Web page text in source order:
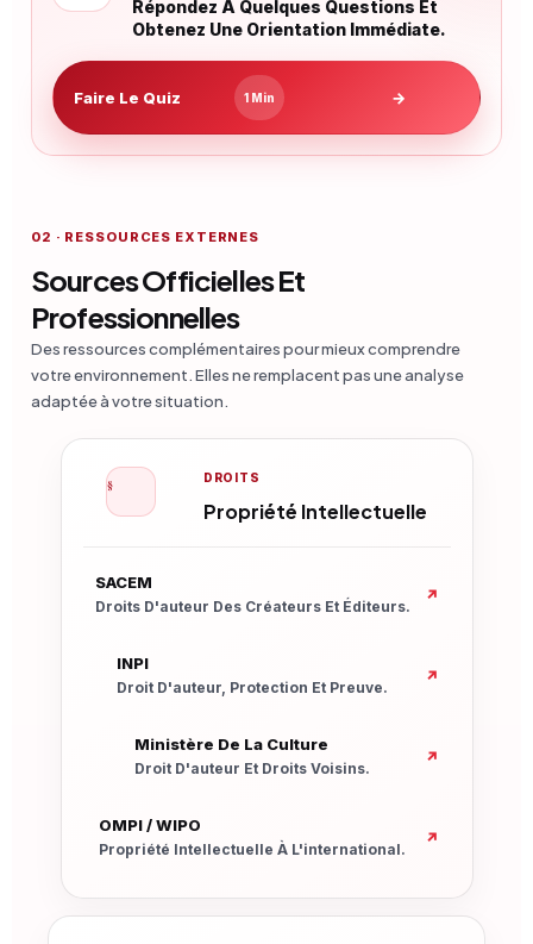
Répondez À Quelques Questions Et
Obtenez Une Orientation Immédiate.
Faire Le Quiz 1 Min →
02 · RESSOURCES EXTERNES
Sources Officielles Et
Professionnelles
Des ressources complémentaires pour mieux comprendre
votre environnement. Elles ne remplacent pas une analyse
adaptée à votre situation.
§ DROITS
Propriété Intellectuelle
SACEM
Droits D'auteur Des Créateurs Et Éditeurs.
↗
Nouvelle Fenêtre
INPI
Droit D'auteur, Protection Et Preuve.
↗
Nouvelle Fenêtre
Ministère De La Culture
Droit D'auteur Et Droits Voisins.
↗
Nouvelle Fenêtre
OMPI / WIPO
Propriété Intellectuelle À L'international.
↗
Nouvelle Fenêtre